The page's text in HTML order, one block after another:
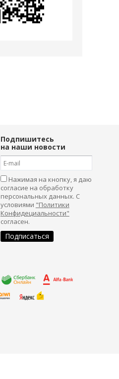
Подпишитесь
на наши новости
Нажимая на кнопку, я даю
согласие на обработку
персональных данных. С
условиями "Политики
Конфидециальности"
согласен.